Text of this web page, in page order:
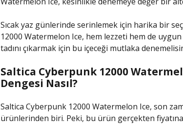
Sıcak yaz günlerinde serinlemek için harika bir
12000 Watermelon Ice, hem lezzeti hem de uygun
tadını çıkarmak için bu içeceği mutlaka
Saltica Cyberpunk 12000
Dengesi Nasıl?
Saltica Cyberpunk 12000 Watermelon Ice, son
ürünlerinden biri. Peki, bu ürün gerçekten